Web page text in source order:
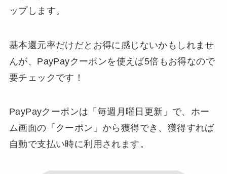
ップします。
基本還元率だけだとお得に感じないかもしれませ
んが、PayPayクーポンを使えば5倍もお得なので
要チェックです！
PayPayクーポンは「毎週月曜日更新」で、ホー
ム画面の「クーポン」から獲得でき、獲得すれば
自動で支払い時に利用されます。